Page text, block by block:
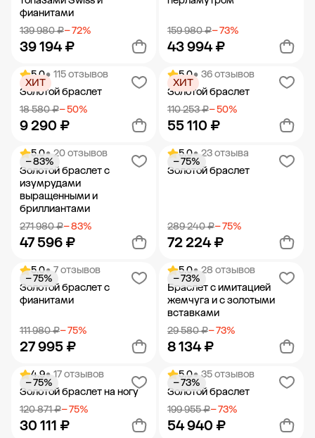
фианитами
139 980 ₽− 72%
39 194 ₽
Добавить в корзину
159 980 ₽− 73%
43 994 ₽
Добавить в корзину
5.0• 115 отзывов
Золотой браслет
18 580 ₽− 50%
9 290 ₽
ХИТ
Добавить в корзину
5.0• 36 отзывов
Золотой браслет
110 253 ₽− 50%
55 110 ₽
ХИТ
Добавить в корзину
5.0• 20 отзывов
Золотой браслет с
изумрудами
выращенными и
бриллиантами
271 980 ₽− 83%
47 596 ₽
− 83%
Добавить в корзину
5.0• 23 отзыва
Золотой браслет
289 240 ₽− 75%
72 224 ₽
− 75%
Добавить в корзину
5.0• 7 отзывов
Золотой браслет с
фианитами
111 980 ₽− 75%
27 995 ₽
− 75%
Добавить в корзину
5.0• 28 отзывов
Браслет с имитацией
жемчуга и с золотыми
вставками
29 580 ₽− 73%
8 134 ₽
− 73%
Добавить в корзину
4.9• 17 отзывов
Золотой браслет на ногу
120 871 ₽− 75%
30 111 ₽
− 75%
5.0• 35 отзывов
Золотой браслет
199 955 ₽− 73%
54 940 ₽
− 73%